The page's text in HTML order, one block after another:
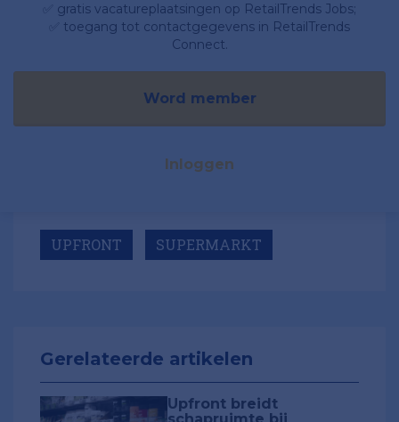
✅ gratis vacatureplaatsingen op RetailTrends Jobs;
✅ toegang tot contactgegevens in RetailTrends
Connect.
Word member
Inloggen
UPFRONT SUPERMARKT
Gerelateerde artikelen
Upfront breidt